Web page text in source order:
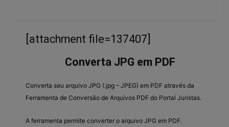
[attachment file=137407]
Converta JPG em PDF
Converta seu arquivo JPG (.jpg – JPEG) em PDF através da
Ferramenta de Conversão de Arquivos PDF do Portal Juristas.
A ferramenta permite converter o arquivo JPG em PDF.